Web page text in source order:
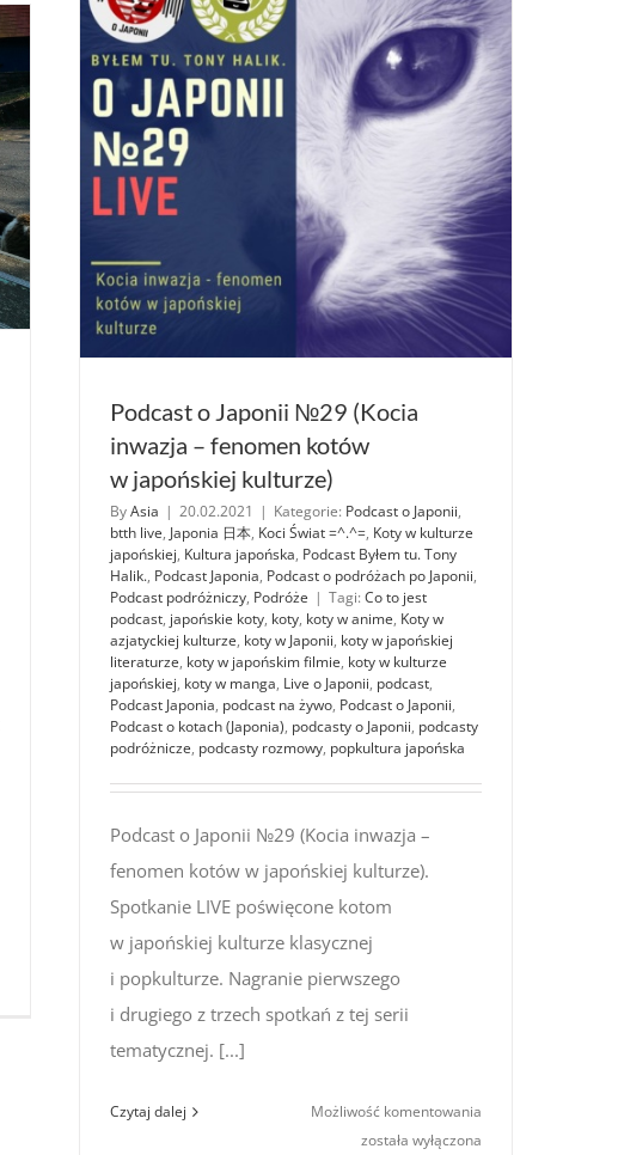
japońskim
Podcast o Japonii №29 (Kocia
inwazja – fenomen kotów
w japońskiej kulturze)
ByAsia | 20.02.2021 | Kategorie: Podcast o Japonii,
btth live, Japonia 日本, Koci Świat =^.^=, Koty w kulturze
japońskiej, Kultura japońska, Podcast Byłem tu. Tony
Halik., Podcast Japonia, Podcast o podróżach po Japonii,
Podcast podróżniczy, Podróże | Tagi: Co to jest
podcast, japońskie koty, koty, koty w anime, Koty w
azjatyckiej kulturze, koty w Japonii, koty w japońskiej
literaturze, koty w japońskim filmie, koty w kulturze
japońskiej, koty w manga, Live o Japonii, podcast,
Podcast Japonia, podcast na żywo, Podcast o Japonii,
Podcast o kotach (Japonia), podcasty o Japonii, podcasty
podróżnicze, podcasty rozmowy, popkultura japońska
Podcast o Japonii №29 (Kocia inwazja –
fenomen kotów w japońskiej kulturze).
Spotkanie LIVE poświęcone kotom
w japońskiej kulturze klasycznej
i popkulturze. Nagranie pierwszego
i drugiego z trzech spotkań z tej serii
tematycznej. [...]
Czytaj dalej Możliwość komentowania
została wyłączona